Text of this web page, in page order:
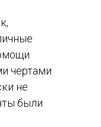
чертами
не
были